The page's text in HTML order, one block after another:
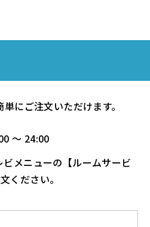
にご注文いただけます。
〜 24:00
ビメニューの【ルームサービ
ください。